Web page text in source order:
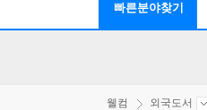
빠른분야찾기
웰컴 외국도서